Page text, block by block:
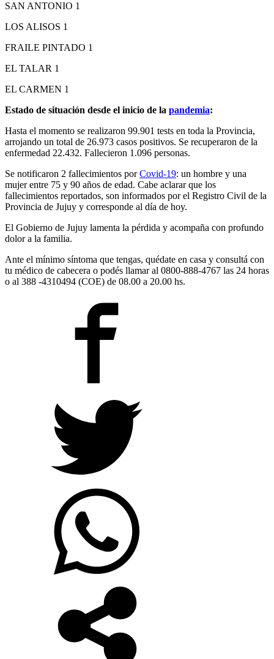
SAN ANTONIO 1
LOS ALISOS 1
FRAILE PINTADO 1
EL TALAR 1
EL CARMEN 1
Estado de situación desde el inicio de la pandemia:
Hasta el momento se realizaron 99.901 tests en toda la Provincia,
arrojando un total de 26.973 casos positivos. Se recuperaron de la
enfermedad 22.432. Fallecieron 1.096 personas.
Se notificaron 2 fallecimientos porCovid-19: un hombre y una
mujer entre 75 y 90 años de edad. Cabe aclarar que los
fallecimientos reportados, son informados por el Registro Civil de la
Provincia de Jujuy y corresponde al día de hoy.
El Gobierno de Jujuy lamenta la pérdida y acompaña con profundo
dolor a la familia.
Ante el mínimo síntoma que tengas, quédate en casa y consultá con
tu médico de cabecera o podés llamar al 0800-888-4767 las 24 horas
o al 388 -4310494 (COE) de 08.00 a 20.00 hs.